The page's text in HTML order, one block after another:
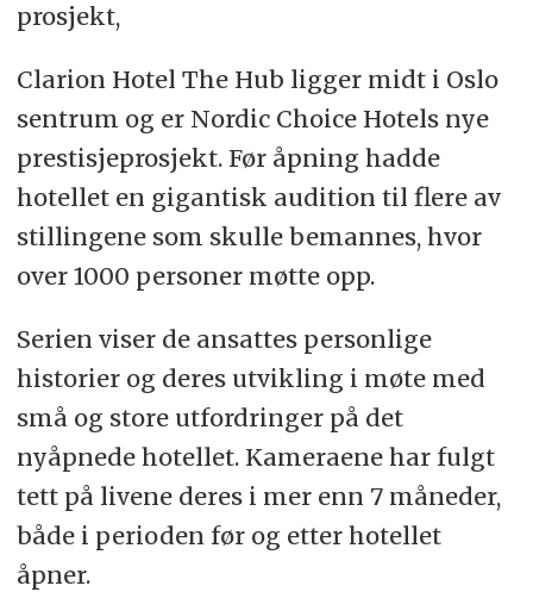
prosjekt,
Clarion Hotel The Hub ligger midt i Oslo
sentrum og er Nordic Choice Hotels nye
prestisjeprosjekt. Før åpning hadde
hotellet en gigantisk audition til flere av
stillingene som skulle bemannes, hvor
over 1000 personer møtte opp.
Serien viser de ansattes personlige
historier og deres utvikling i møte med
små og store utfordringer på det
nyåpnede hotellet. Kameraene har fulgt
tett på livene deres i mer enn 7 måneder,
både i perioden før og etter hotellet
åpner.